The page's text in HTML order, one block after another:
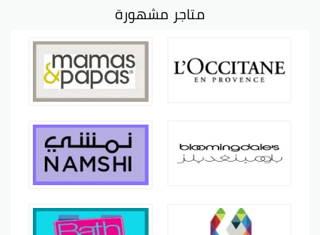
متاجر مشهورة